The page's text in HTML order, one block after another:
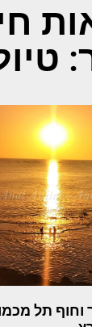
תל